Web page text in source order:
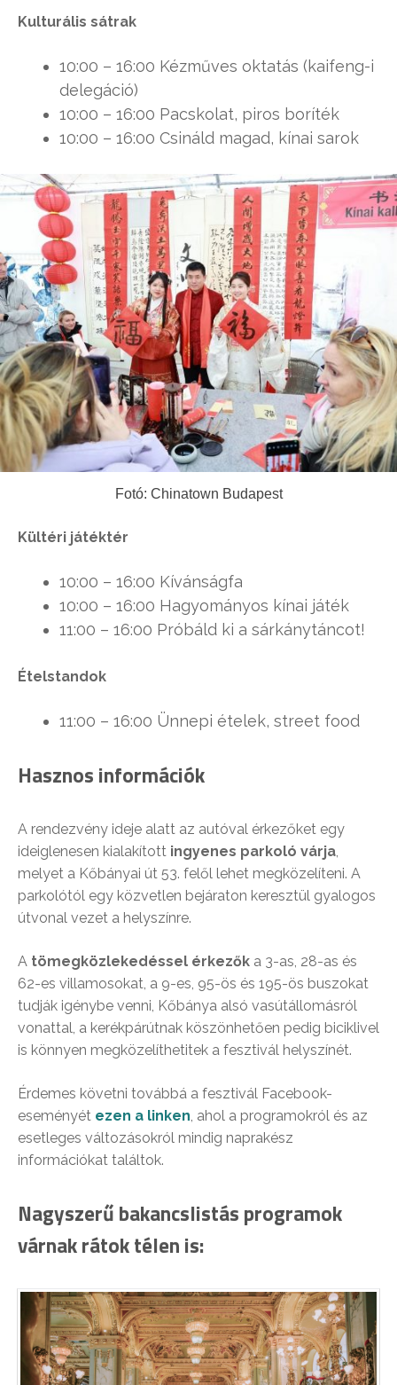
Kulturális sátrak
10:00 – 16:00 Kézműves oktatás (kaifeng-i
delegáció)
10:00 – 16:00 Pacskolat, piros boríték
10:00 – 16:00 Csináld magad, kínai sarok
Fotó: Chinatown Budapest
Kültéri játéktér
10:00 – 16:00 Kívánságfa
10:00 – 16:00 Hagyományos kínai játék
11:00 – 16:00 Próbáld ki a sárkánytáncot!
Ételstandok
11:00 – 16:00 Ünnepi ételek, street food
Hasznos információk
A rendezvény ideje alatt az autóval érkezőket egy
ideiglenesen kialakított ingyenes parkoló várja,
melyet a Kőbányai út 53. felől lehet megközelíteni. A
parkolótól egy közvetlen bejáraton keresztül gyalogos
útvonal vezet a helyszínre.
A tömegközlekedéssel érkezők a 3-as, 28-as és
62-es villamosokat, a 9-es, 95-ös és 195-ös buszokat
tudják igénybe venni, Kőbánya alsó vasútállomásról
vonattal, a kerékpárútnak köszönhetően pedig biciklivel
is könnyen megközelíthetitek a fesztivál helyszínét.
Érdemes követni továbbá a fesztivál Facebook-
eseményét ezen a linken, ahol a programokról és az
esetleges változásokról mindig naprakész
információkat találtok.
Nagyszerű bakancslistás programok
várnak rátok télen is: